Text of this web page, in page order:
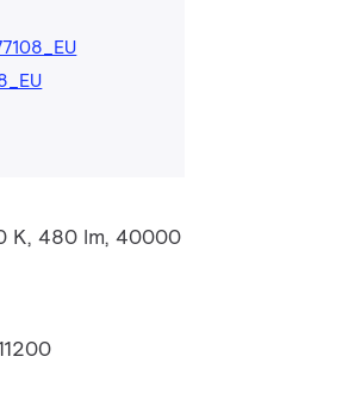
K, 480 lm, 40000